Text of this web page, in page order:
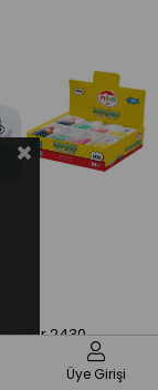
- Tpr 2430
Üye Girişi